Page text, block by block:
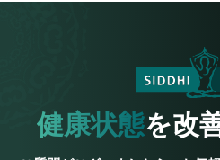
健康状態を改